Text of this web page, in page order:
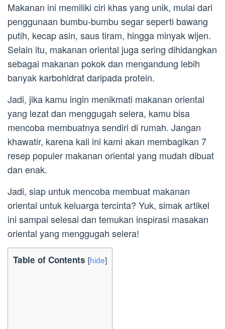
Makanan ini memiliki ciri khas yang unik, mulai dari
penggunaan bumbu-bumbu segar seperti bawang
putih, kecap asin, saus tiram, hingga minyak wijen.
Selain itu, makanan oriental juga sering dihidangkan
sebagai makanan pokok dan mengandung lebih
banyak karbohidrat daripada protein.
Jadi, jika kamu ingin menikmati makanan oriental
yang lezat dan menggugah selera, kamu bisa
mencoba membuatnya sendiri di rumah. Jangan
khawatir, karena kali ini kami akan membagikan 7
resep populer makanan oriental yang mudah dibuat
dan enak.
Jadi, siap untuk mencoba membuat makanan
oriental untuk keluarga tercinta? Yuk, simak artikel
ini sampai selesai dan temukan inspirasi masakan
oriental yang menggugah selera!
Table of Contents [hide]